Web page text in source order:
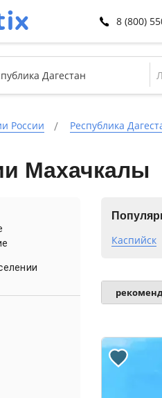
8 (800)
России Республика
Махачкалы
Каспийск